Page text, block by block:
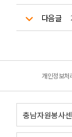
다음글
개인정보처